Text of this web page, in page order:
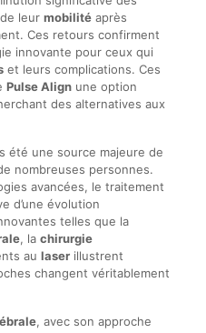
leur mobilitéaprès
Ces retours confirment
innovante pour ceux qui
et leurs complications. Ces
Pulse Alignune option
des alternatives aux
été une source majeure de
nombreuses personnes.
avancées, le traitement
d’une évolution
telles que la
, la chirurgie
au laserillustrent
changent véritablement
, avec son approche